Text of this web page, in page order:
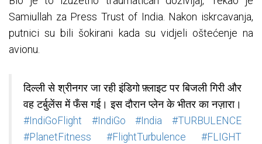
Samiullah za Press Trust of India. Nakon iskrcavanja,
putnici su bili šokirani kada su vidjeli oštećenje na
avionu.
दिल्ली से श्रीनगर जा रही इंडिगो फ़्लाइट पर बिजली गिरी और
वह टर्बुलेंस में फँस गई। इस दौरान प्लेन के भीतर का नज़ारा।
#IndiGoFlight
#IndiGo #India
#TURBULENCE
#PlanetFitness
#FlightTurbulence
#FLIGHT